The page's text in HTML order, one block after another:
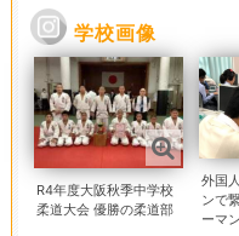
学校画像
R4年度大阪秋季中学校
柔道大会 優勝の柔道部
外国
ンで
ーマ